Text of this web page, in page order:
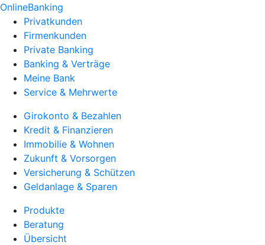
OnlineBanking
Privatkunden
Firmenkunden
Private Banking
Banking & Verträge
Meine Bank
Service & Mehrwerte
Girokonto & Bezahlen
Kredit & Finanzieren
Immobilie & Wohnen
Zukunft & Vorsorgen
Versicherung & Schützen
Geldanlage & Sparen
Produkte
Beratung
Übersicht